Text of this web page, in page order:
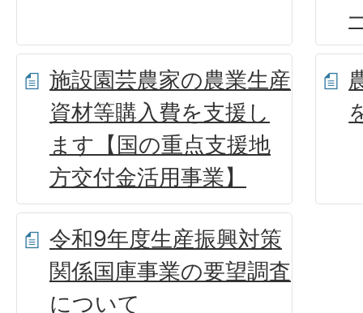
施設園芸農家の農業生産
資材等購入費を支援し
ます【国の重点支援地
方交付金活用事業】
令和9年度生産振興対策
関係国庫事業の要望調査
について